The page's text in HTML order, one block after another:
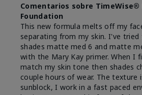
Comentarios sobre TimeWise®
Foundation
This new formula melts off my
separating from my skin. I've
shades matte med 6 and matte
with the Mary Kay primer. When I
match my skin tone then shades
couple hours of wear. The texture
sunblock, I work in a fast paced